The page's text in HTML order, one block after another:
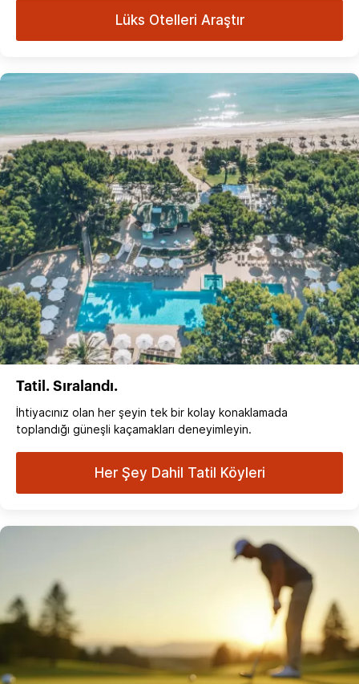
Lüks Otelleri Araştır
Tatil. Sıralandı.
İhtiyacınız olan her şeyin tek bir kolay konaklamada
toplandığı güneşli kaçamakları deneyimleyin.
Her Şey Dahil Tatil Köyleri